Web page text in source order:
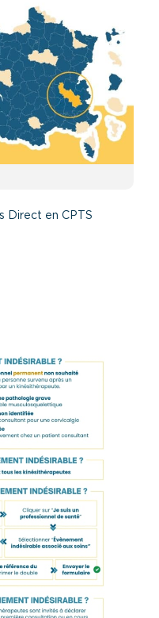
Direct en CPTS